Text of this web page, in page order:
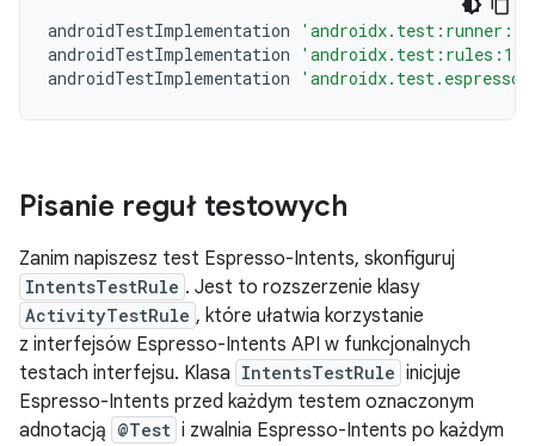
androidTestImplementation
androidTestImplementation
androidTestImplementation
Pisanie reguł testowych
Zanim napiszesz test Espresso-Intents, skonfiguruj
IntentsTestRule . Jest to rozszerzenie klasy
ActivityTestRule , które ułatwia korzystanie
z interfejsów Espresso-Intents API w funkcjonalnych
testach interfejsu. Klasa IntentsTestRule inicjuje
Espresso-Intents przed każdym testem oznaczonym
adnotacją @Test i zwalnia Espresso-Intents po każdym